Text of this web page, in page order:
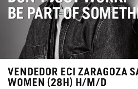
VENDEDOR ECI ZARAGOZA
WOMEN (28H) H/M/D